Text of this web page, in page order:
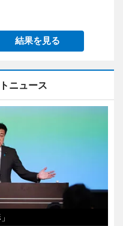
結果を見る
ニュース